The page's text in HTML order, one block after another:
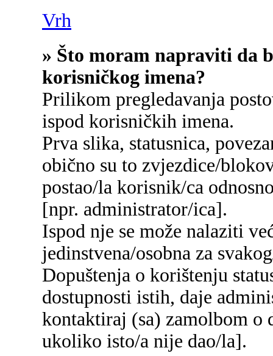
Vrh
» Što moram napraviti da
korisničkog imena?
Prilikom pregledavanja
ispod korisničkih imena.
Prva slika, statusnica,
obično su to zvjezdice/
postao/la korisnik/ca
[npr. administrator/ica].
Ispod nje se može nalaziti
jedinstvena/osobna za
Dopuštenja o korištenju
dostupnosti istih, daje
kontaktiraj (sa) zamolbom o
ukoliko isto/a nije dao/la].